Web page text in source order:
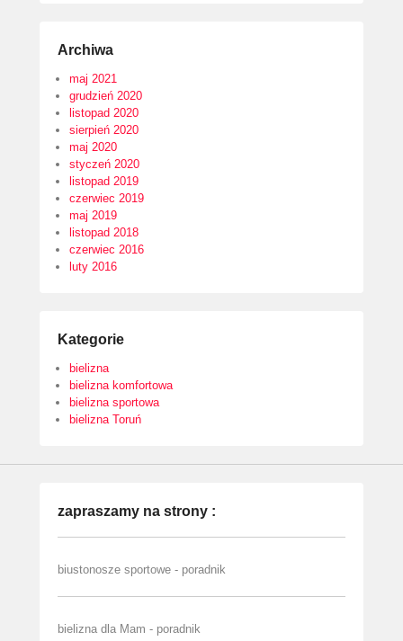
Archiwa
maj 2021
grudzień 2020
listopad 2020
sierpień 2020
maj 2020
styczeń 2020
listopad 2019
czerwiec 2019
maj 2019
listopad 2018
czerwiec 2016
luty 2016
Kategorie
bielizna
bielizna komfortowa
bielizna sportowa
bielizna Toruń
zapraszamy na strony :
biustonosze sportowe - poradnik
bielizna dla Mam - poradnik